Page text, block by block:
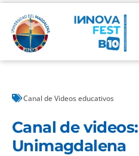
Canal de Videos educativos
Canal de
Unimagdalena